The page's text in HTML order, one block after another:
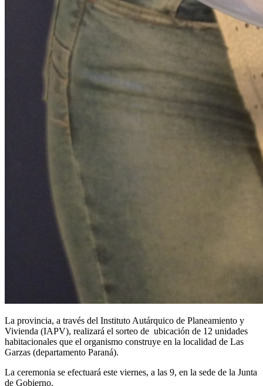
La provincia, a través del Instituto Autárquico de Planeamiento y
Vivienda (IAPV), realizará el sorteo de ubicación de 12 unidades
habitacionales que el organismo construye en la localidad de Las
Garzas (departamento Paraná).
La ceremonia se efectuará este viernes, a las 9, en la sede de la Junta
de Gobierno.